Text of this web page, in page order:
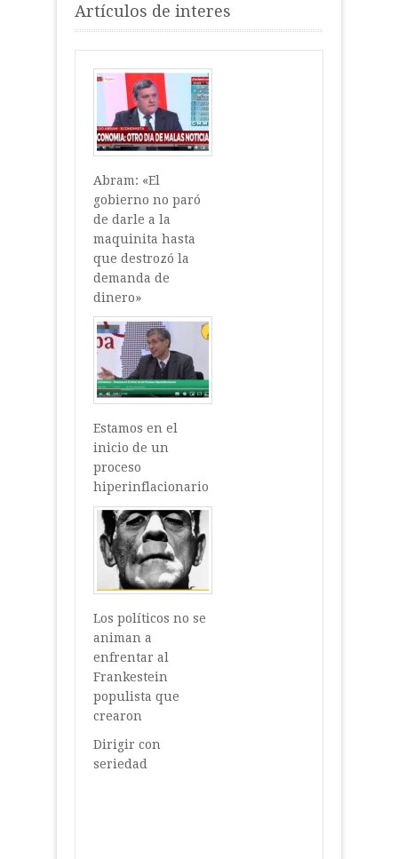
Artículos de interes
Abram: «El
gobierno no paró
de darle a la
maquinita hasta
que destrozó la
demanda de
dinero»
Estamos en el
inicio de un
proceso
hiperinflacionario
Los políticos no se
animan a
enfrentar al
Frankestein
populista que
crearon
Dirigir con
seriedad